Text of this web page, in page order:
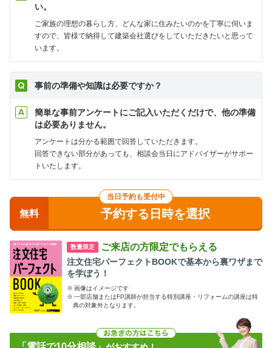
い。
ご家族の理想の暮らし方、どんな家に住みたいのかを丁寧に伺いま
すので、皆様で納得して建築会社選びをしていただきたいと思って
います。
事前の準備や知識は必要ですか？
簡単な事前アンケートにご記入いただくだけで、他の準備
は必要ありません。
アンケートは分かる範囲で回答していただきます。
回答できない部分があっても、相談会当日にアドバイザーがサポー
トいたします。
当日予約も受付中
無料 予約する日時を選択
数量限定 ご来店の方限定でもらえる
注文住宅パーフェクトBOOKで基本から裏ワザまで
を学ぼう！
※ 画像はイメージです
※ 一部店舗またはFP講師が担当する特別講座・リフォームの講座は特
典の対象外となります。